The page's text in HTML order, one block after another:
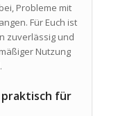
Probleme mit
Für Euch ist
zuverlässig und
Nutzung
für